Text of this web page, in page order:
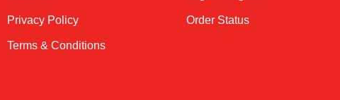
Privacy Policy
Terms & Conditions
Order Status